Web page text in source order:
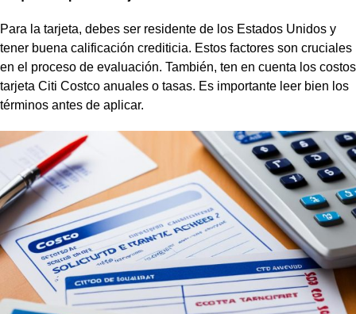
Para la tarjeta, debes ser residente de los Estados Unidos y
tener buena calificación crediticia. Estos factores son cruciales
en el proceso de evaluación. También, ten en cuenta los costos
tarjeta Citi Costco anuales o tasas. Es importante leer bien los
términos antes de aplicar.